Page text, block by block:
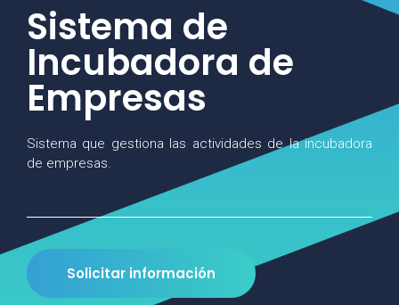
Sistema de
Incubadora de
Empresas
Sistema que gestiona las actividades de la incubadora
de empresas.
Solicitar información